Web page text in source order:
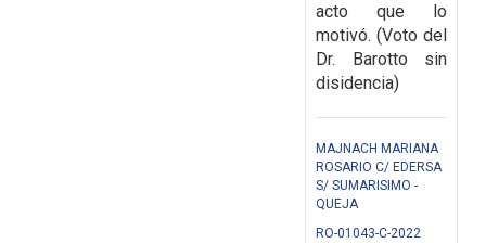
acto que lo
motivó. (Voto del
Dr. Barotto sin
disidencia)
MAJNACH MARIANA
ROSARIO C/ EDERSA
S/ SUMARISIMO -
QUEJA
RO-01043-C-2022